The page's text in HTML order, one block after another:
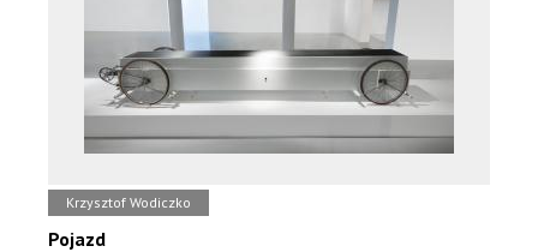
Krzysztof Wodiczko
Pojazd